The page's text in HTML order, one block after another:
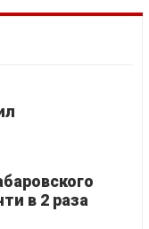
в 2 раза